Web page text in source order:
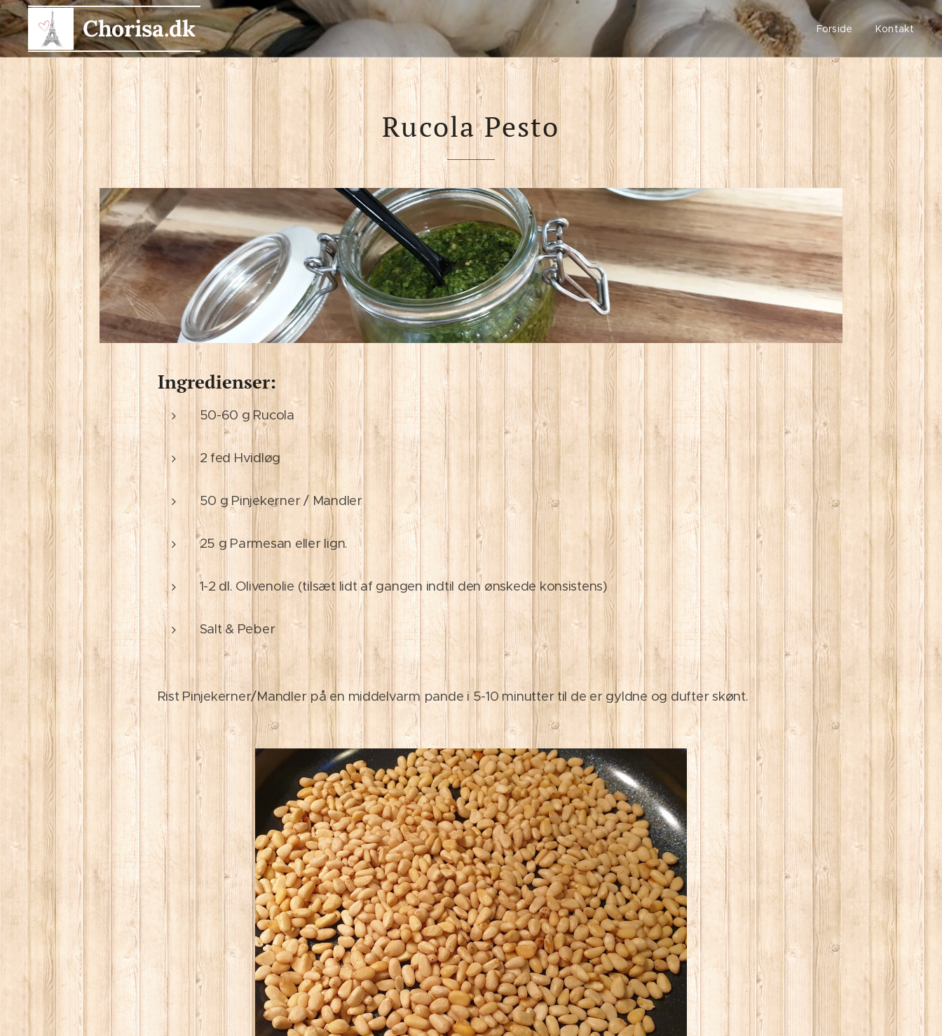
Chorisa.dk Forside Kontakt
Rucola Pesto
Ingredienser:
50-60 g Rucola
2 fed Hvidløg
50 g Pinjekerner / Mandler
25 g Parmesan eller lign.
1-2 dl. Olivenolie (tilsæt lidt af gangen indtil den ønskede konsistens)
Salt & Peber
Rist Pinjekerner/Mandler på en middelvarm pande i 5-10 minutter til de er gyldne og dufter skønt.